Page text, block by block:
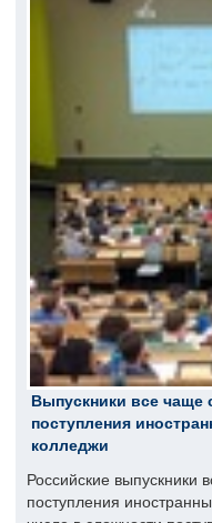
Выпускники все чаще
поступления
колледжи
Российские выпускники
поступления